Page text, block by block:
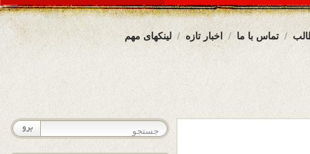
لینکهای مهم اخبار تازه تماس با ما